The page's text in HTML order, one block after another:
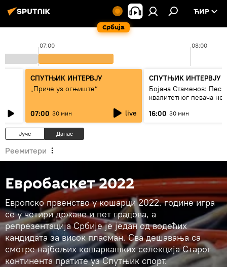
Србија
ЋИР
07:00 08:00
СПУТЊИК ИНТЕРВЈУ
„Приче уз огњиште“
07:00 30 мин live
СПУТЊИК ИНТЕРВЈУ
Бојана Стаменов:
квалитетног певача
16:00 30 мин
Јуче Данас
Реемитери
Евробаскет 2022
Европско првенство у кошарци 2022. године игра
се у четири државе и пет градова, а
репрезентација Србије је један од водећих
кандидата за висок пласман. Сва дешавања са
смотре најбољих кошаркашких селекција Старог
континента пратите уз Спутњик спорт.